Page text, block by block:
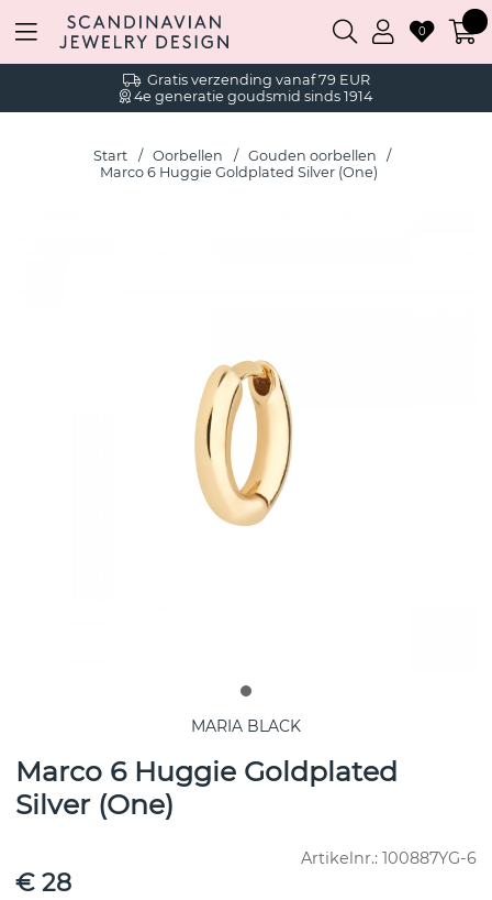
Gratis verzending vanaf 79 EUR
4e generatie goudsmid sinds 1914
0
Start Oorbellen
Gouden oorbellen
Marco 6 Huggie Goldplated Silver (One)
MARIA BLACK
Marco 6 Huggie Goldplated
Silver (One)
Artikelnr.: 100887YG-6
€ 28